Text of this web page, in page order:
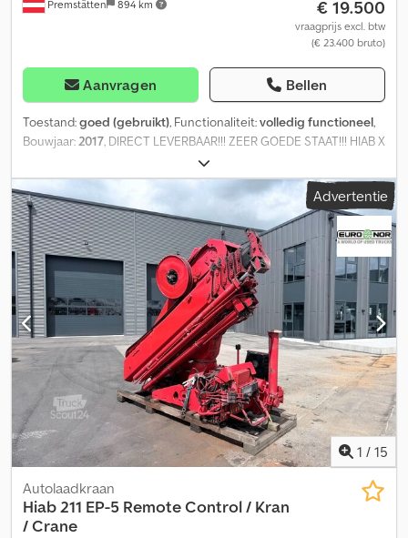
Premstätten 894 km € 19.500
vraagprijs excl. btw
(€ 23.400 bruto)
Aanvragen Bellen
Toestand:goed (gebruikt), Functionaliteit:volledig functioneel,
Bouwjaar:2017, DIRECT LEVERBAAR!!! ZEER GOEDE STAAT!!! HIAB X
HIDUO 158 E-5 5x hydraulische uitschuifstukken 4x hydraulische
aansluitingen voor rotator en grijper Afstandsbediening
Codpfszmzlrex Aa Tjha
Advertentie
1 / 15
Autolaadkraan
Hiab211 EP-5 Remote Control / Kran
/ Crane